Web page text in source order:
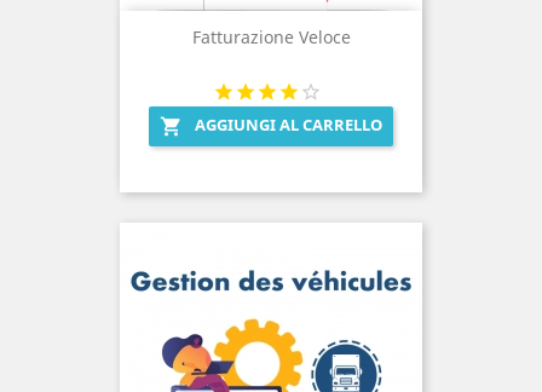
Fatturazione Veloce
 AGGIUNGI AL CARRELLO